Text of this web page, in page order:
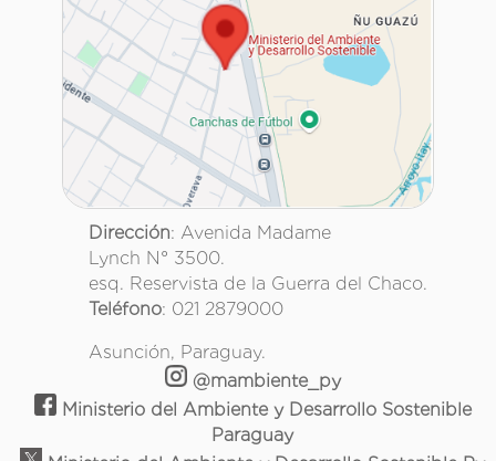
Dirección: Avenida Madame
Lynch N° 3500.
esq. Reservista de la Guerra del Chaco.
Teléfono: 021 2879000
Asunción, Paraguay.
@mambiente_py
Ministerio del Ambiente y Desarrollo Sostenible
Paraguay